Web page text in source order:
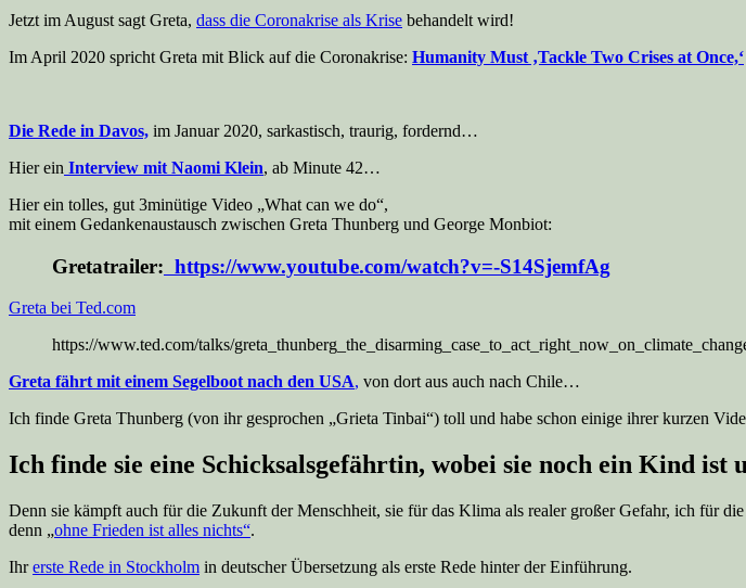
Jetzt im August sagt Greta, dass die Coronakrise als Krise behandelt wird!
Im April 2020 spricht Greta mit Blick auf die Coronakrise: Humanity Must ‚Tackle Two Crises at Once,‘
Die Rede in Davos, im Januar 2020, sarkastisch, traurig, fordernd…
Hier ein Interview mit Naomi Klein, ab Minute 42…
Hier ein tolles, gut 3minütige Video „What can we do“,
mit einem Gedankenaustausch zwischen Greta Thunberg und George Monbiot:
Gretatrailer: https://www.youtube.com/watch?v=-S14SjemfAg
Greta bei Ted.com
https://www.ted.com/talks/
Greta fährt mit einem Segelboot nach den USA, von dort aus auch nach Chile…
Ich finde Greta Thunberg (von ihr gesprochen „Grieta Tinbai“) toll und habe schon einige ihrer kurzen
Ich finde sie eine Schicksalsgefährtin, wobei sie noch ein Kind ist
Denn sie kämpft auch für die Zukunft der Menschheit, sie für das Klima als realer großer Gefahr, ich für
denn „ohne Frieden ist alles nichts“.
Ihrerste Rede in Stockholm in deutscher Übersetzung als erste Rede hinter der Einführung.